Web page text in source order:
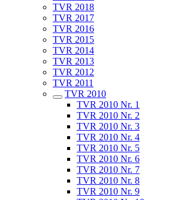
TVR 2018
TVR 2017
TVR 2016
TVR 2015
TVR 2014
TVR 2013
TVR 2012
TVR 2011
TVR 2010
TVR 2010 Nr. 1
TVR 2010 Nr. 2
TVR 2010 Nr. 3
TVR 2010 Nr. 4
TVR 2010 Nr. 5
TVR 2010 Nr. 6
TVR 2010 Nr. 7
TVR 2010 Nr. 8
TVR 2010 Nr. 9